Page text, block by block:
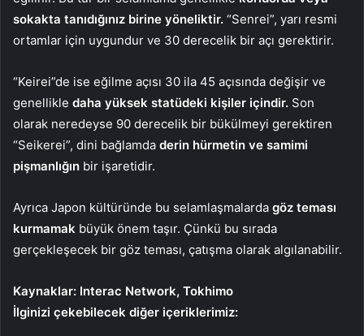
sokakta tanıdığınız birine yöneliktir. “Senrei”, yarı resmi
ortamlar için uygundur ve 30 derecelik bir açı gerektirir.
“Keirei”de ise eğilme açısı 30 ila 45 açısında değişir ve
genellikle daha yüksek statüdeki kişiler içindir. Son
olarak neredeyse 90 derecelik bir bükülmeyi gerektiren
“Seikerei”, dini bağlamda derin hürmetin ve samimi
pişmanlığın bir işaretidir.
Ayrıca Japon kültüründe bu selamlaşmalarda göz teması
kurmamak büyük önem taşır. Çünkü bu sırada
gerçekleşecek bir göz teması, çatışma olarak algılanabilir.
Kaynaklar: Interac Network, Tokhimo
İlginizi çekebilecek diğer içeriklerimiz: